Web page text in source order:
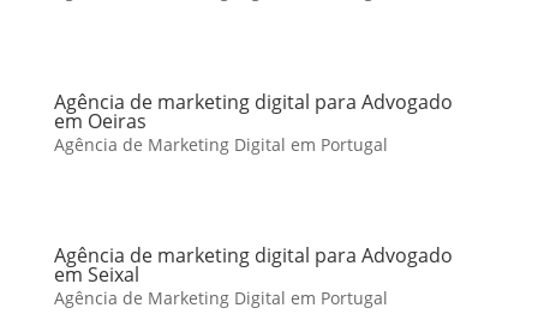
Agência de marketing digital para Advogado
em Oeiras
Agência de Marketing Digital em Portugal
Agência de marketing digital para Advogado
em Seixal
Agência de Marketing Digital em Portugal